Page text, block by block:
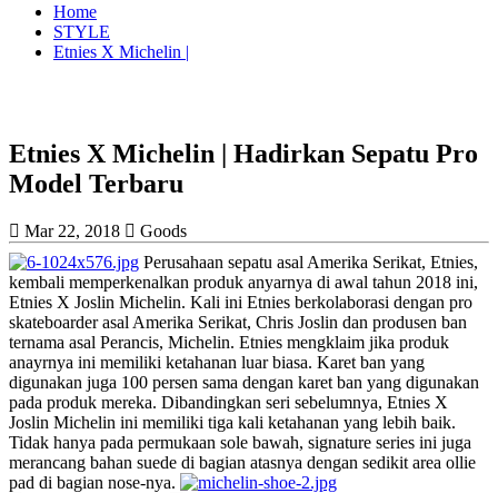
Home
STYLE
Etnies X Michelin |
Etnies X Michelin | Hadirkan Sepatu Pro
Model Terbaru
Mar 22, 2018
Goods
Perusahaan sepatu asal Amerika Serikat, Etnies,
kembali memperkenalkan produk anyarnya di awal tahun 2018 ini,
Etnies X Joslin Michelin. Kali ini Etnies berkolaborasi dengan pro
skateboarder asal Amerika Serikat, Chris Joslin dan produsen ban
ternama asal Perancis, Michelin. Etnies mengklaim jika produk
anayrnya ini memiliki ketahanan luar biasa. Karet ban yang
digunakan juga 100 persen sama dengan karet ban yang digunakan
pada produk mereka. Dibandingkan seri sebelumnya, Etnies X
Joslin Michelin ini memiliki tiga kali ketahanan yang lebih baik.
Tidak hanya pada permukaan sole bawah, signature series ini juga
merancang bahan suede di bagian atasnya dengan sedikit area ollie
pad di bagian nose-nya.